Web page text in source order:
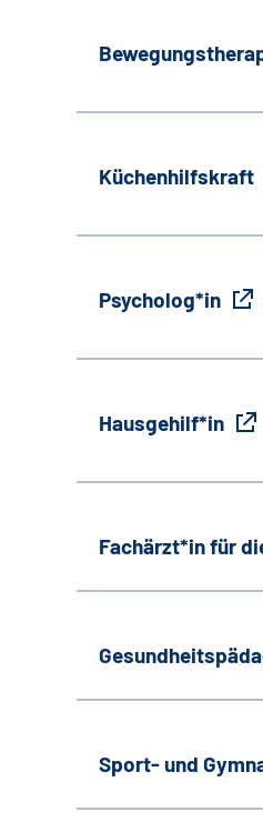
Küchenhilfskraft
Psycholog*in
Hausgehilf*in
Fachärzt*in für
Sport- und